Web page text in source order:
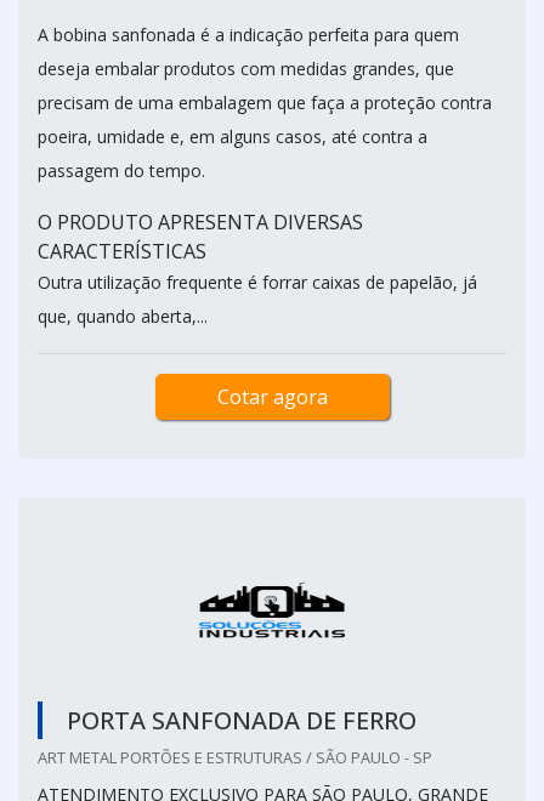
A bobina sanfonada é a indicação perfeita para quem
deseja embalar produtos com medidas grandes, que
precisam de uma embalagem que faça a proteção contra
poeira, umidade e, em alguns casos, até contra a
passagem do tempo.
O PRODUTO APRESENTA DIVERSAS
CARACTERÍSTICAS
Outra utilização frequente é forrar caixas de papelão, já
que, quando aberta,...
Cotar agora
PORTA SANFONADA DE FERRO
ART METAL PORTÕES E ESTRUTURAS / SÃO PAULO - SP
ATENDIMENTO EXCLUSIVO PARA SÃO PAULO, GRANDE